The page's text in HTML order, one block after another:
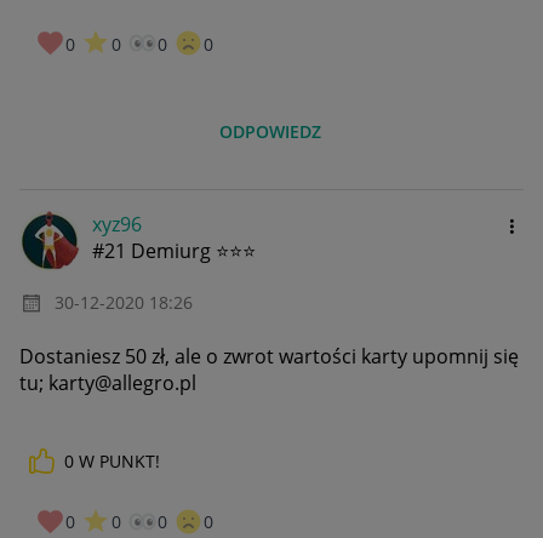
0 0 0 0
ODPOWIEDZ
xyz96
#21 Demiurg ⭐⭐⭐
‎30-12-2020 18:26
Dostaniesz 50 zł, ale o zwrot wartości karty upomnij się
tu; karty@allegro.pl
0 W PUNKT!
0 0 0 0